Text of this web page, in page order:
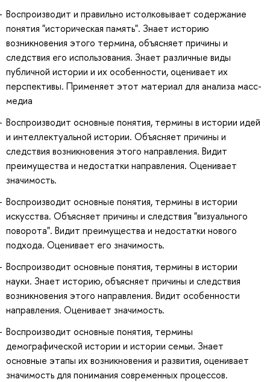
Воспроизводит и правильно истолковывает содержание
понятия "историческая память". Знает историю
возникновения этого термина, объясняет причины и
следствия его использования. Знает различные виды
публичной истории и их особенности, оценивает их
перспективы. Применяет этот материал для анализа масс-
медиа
Воспроизводит основные понятия, термины в истории идей
и интеллектуальной истории. Объясняет причины и
следствия возникновения этого направления. Видит
преимущества и недостатки направления. Оценивает
значимость.
Воспроизводит основные понятия, термины в истории
искусства. Объясняет причины и следствия "визуального
поворота". Видит преимущества и недостатки нового
подхода. Оценивает его значимость.
Воспроизводит основные понятия, термины в истории
науки. Знает историю, объясняет причины и следствия
возникновения этого направления. Видит особенности
направления. Оценивает значимость.
Воспроизводит основные понятия, термины
демографической истории и истории семьи. Знает
основные этапы их возникновения и развития, оценивает
значимость для понимания современных процессов.